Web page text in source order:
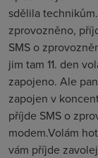
sdělila
zprovozněno,
SMS o
jim tam 11. den
zapojeno. Ale
zapojen v
příjde SMS o
modem.Volám
vám příjde